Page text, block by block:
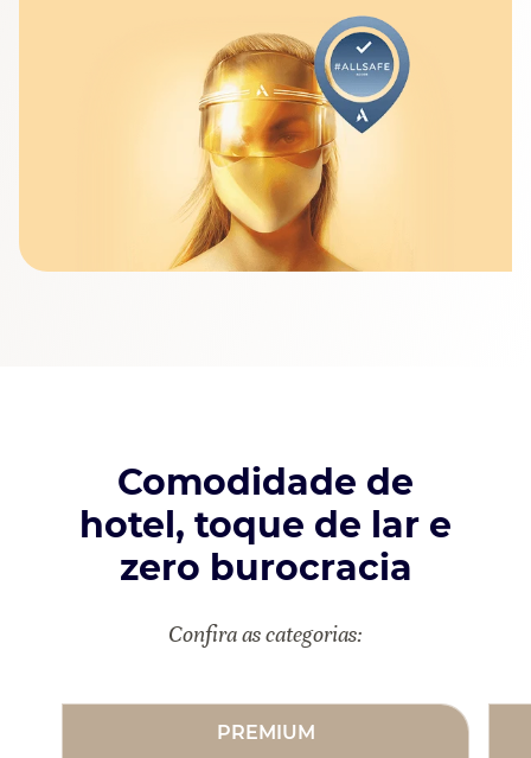
Comodidade de
hotel, toque de lar e
zero burocracia
Confira as categorias:
PREMIUM